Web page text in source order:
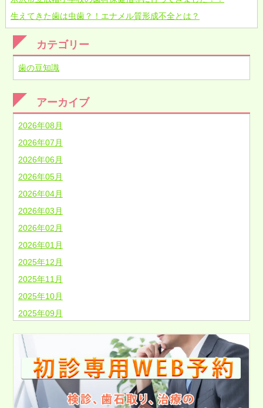
生えてきた歯は虫歯？！エナメル質形成不全とは？
カテゴリー
歯の豆知識
アーカイブ
2026年08月
2026年07月
2026年06月
2026年05月
2026年04月
2026年03月
2026年02月
2026年01月
2025年12月
2025年11月
2025年10月
2025年09月
2025年07月
2025年06月
2025年05月
2025年04月